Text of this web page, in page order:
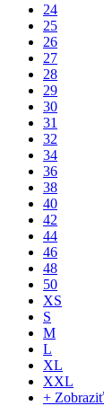
24
25
26
27
28
29
30
31
32
34
36
38
40
42
44
46
48
50
XS
S
M
L
XL
XXL
+